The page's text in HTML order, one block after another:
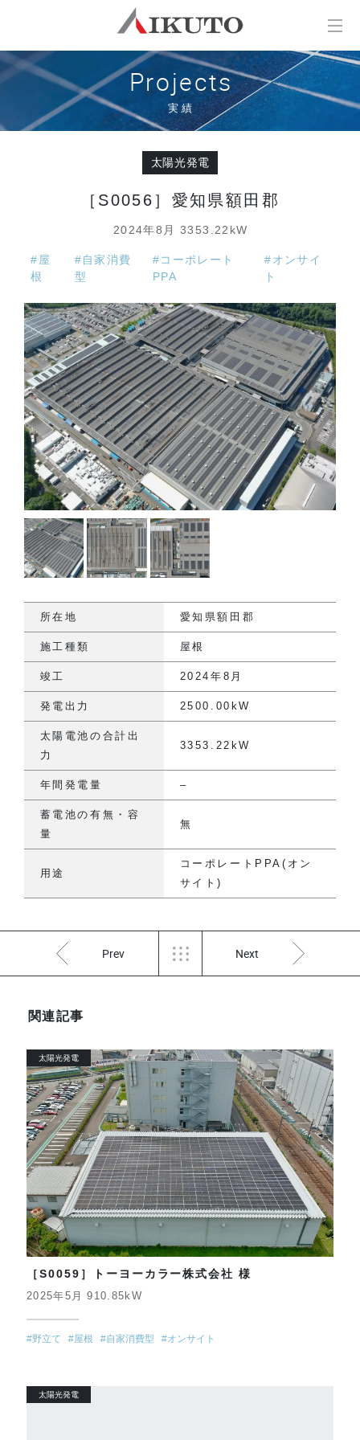
Projects
実績
太陽光発電
［S0056］愛知県額田郡
2024年8月 3353.22kW
#屋
根
#自家消費
型
#コーポレート
PPA
#オンサイ
ト
所在地 愛知県額田郡
施工種類 屋根
竣工 2024年8月
発電出力 2500.00kW
太陽電池の合計出
力
3353.22kW
年間発電量 –
蓄電池の有無・容
量
無
用途
コーポレートPPA(オン
サイト)
Prev Next
関連記事
太陽光発電
［S0059］トーヨーカラー株式会社 様
2025年5月 910.85kW
#野立て #屋根 #自家消費型 #オンサイト
太陽光発電